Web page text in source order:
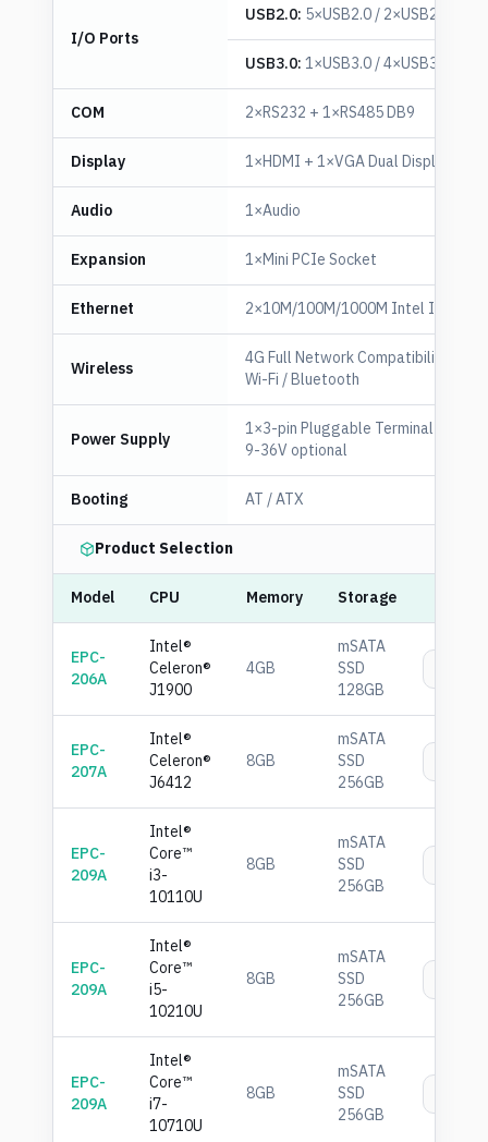
I/O Ports
USB2.0: 5×USB2.0 / 2×USB2.0
USB3.0:1×USB3.0 / 4×USB3.0
COM
2×RS232 + 1×RS485 DB9
Display
1×HDMI + 1×VGA Dual Display
Audio
1×Audio
Expansion
1×Mini PCIe Socket
Ethernet
2×10M/100M/1000M Intel I210
Wireless
4G Full Network Compatibility
Wi-Fi / Bluetooth
Power Supply
1×3-pin Pluggable Terminal Block
9-36V optional
Booting
AT / ATX
Product Selection
Model
CPU Memory Storage
EPC-
206A
Intel®
Celeron®
J1900
4GB
mSATA
SSD
128GB
EPC-
207A
Intel®
Celeron®
J6412
8GB
mSATA
SSD
256GB
EPC-
209A
Intel®
Core™
i3-
10110U
8GB
mSATA
SSD
256GB
EPC-
209A
Intel®
Core™
i5-
10210U
8GB
mSATA
SSD
256GB
EPC-
209A
Intel®
Core™
i7-
10710U
8GB
mSATA
SSD
256GB